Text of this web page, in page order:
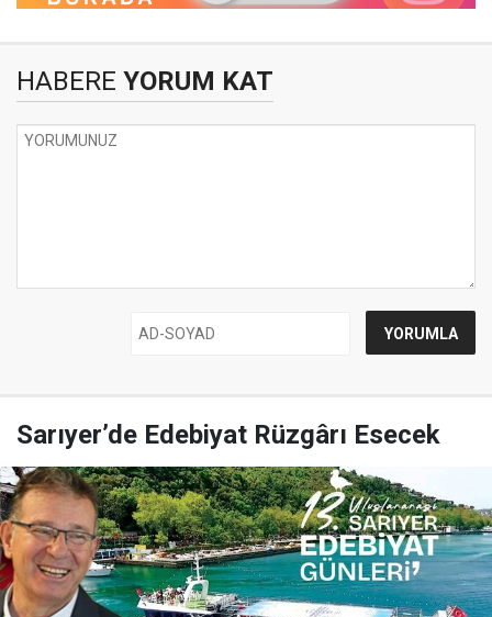
HABERE YORUM KAT
Sarıyer’de Edebiyat Rüzgârı Esecek